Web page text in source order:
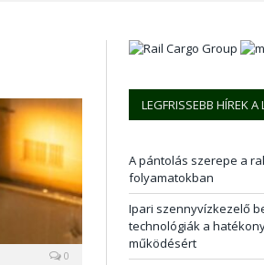
0
LEGFRISSEBB HÍREK
A pántolás szerepe a
folyamatokban
Ipari szennyvízkezelő
technológiák a
működésért